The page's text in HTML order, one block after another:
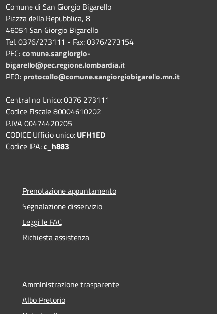
Comune di San Giorgio Bigarello
Piazza della Repubblica, 8
46051 San Giorgio Bigarello
Tel. 0376/273111 - Fax: 0376/273154
PEC:comune.sangiorgio-
bigarello@pec.regione.lombardia.it
PEO: protocollo@comune.sangiorgiobigarello.mn.it
Centralino Unico: 0376 273111
Codice Fiscale 80004610202
P.IVA 00474420205
CODICE Ufficio unico: UFH1ED
Codice IPA:c_h883
Prenotazione appuntamento
Segnalazione disservizio
Leggi le FAQ
Richiesta assistenza
Amministrazione trasparente
Albo Pretorio